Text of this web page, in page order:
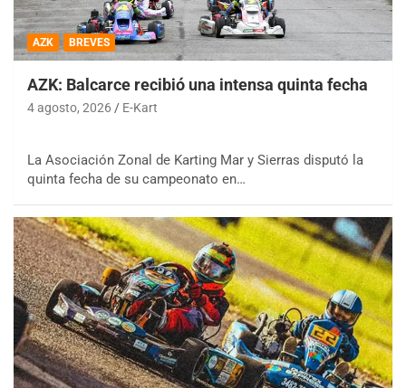
AZK BREVES
AZK: Balcarce recibió una intensa quinta fecha
4 agosto, 2026 E-Kart
La Asociación Zonal de Karting Mar y Sierras disputó la
quinta fecha de su campeonato en…